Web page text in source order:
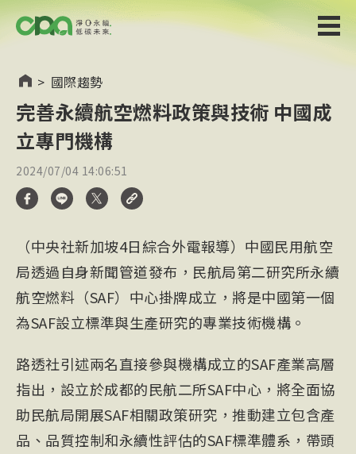
> 國際趨勢
完善永續航空燃料政策與技術 中國成
立專門機構
2024/07/04 14:06:51
（中央社新加坡4日綜合外電報導）中國民用航空
局透過自身新聞管道發布，民航局第二研究所永續
航空燃料（SAF）中心掛牌成立，將是中國第一個
為SAF設立標準與生產研究的專業技術機構。
路透社引述兩名直接參與機構成立的SAF產業高層
指出，設立於成都的民航二所SAF中心，將全面協
助民航局開展SAF相關政策研究，推動建立包含產
品、品質控制和永續性評估的SAF標準體系，帶頭